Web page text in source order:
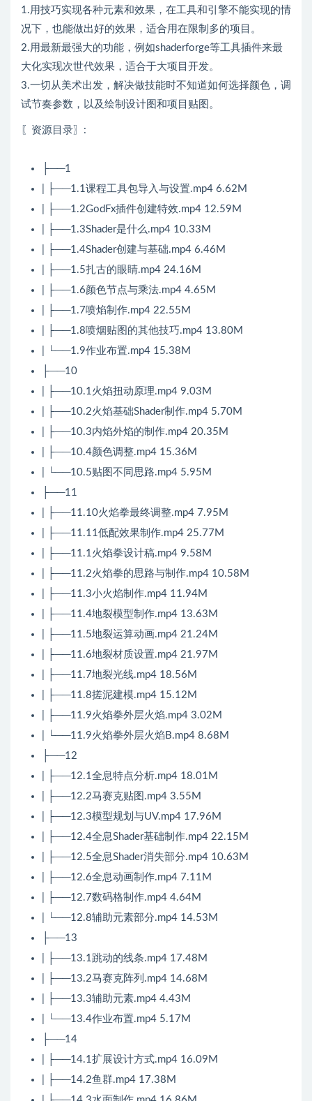
1.用技巧实现各种元素和效果，在工具和引擎不能实现的情
况下，也能做出好的效果，适合用在限制多的项目。
2.用最新最强大的功能，例如shaderforge等工具插件来最
大化实现次世代效果，适合于大项目开发。
3.一切从美术出发，解决做技能时不知道如何选择颜色，调
试节奏参数，以及绘制设计图和项目贴图。
〖资源目录〗:
├──1
| ├──1.1课程工具包导入与设置.mp4 6.62M
| ├──1.2GodFx插件创建特效.mp4 12.59M
| ├──1.3Shader是什么.mp4 10.33M
| ├──1.4Shader创建与基础.mp4 6.46M
| ├──1.5扎古的眼睛.mp4 24.16M
| ├──1.6颜色节点与乘法.mp4 4.65M
| ├──1.7喷焰制作.mp4 22.55M
| ├──1.8喷烟贴图的其他技巧.mp4 13.80M
| └──1.9作业布置.mp4 15.38M
├──10
| ├──10.1火焰扭动原理.mp4 9.03M
| ├──10.2火焰基础Shader制作.mp4 5.70M
| ├──10.3内焰外焰的制作.mp4 20.35M
| ├──10.4颜色调整.mp4 15.36M
| └──10.5贴图不同思路.mp4 5.95M
├──11
| ├──11.10火焰拳最终调整.mp4 7.95M
| ├──11.11低配效果制作.mp4 25.77M
| ├──11.1火焰拳设计稿.mp4 9.58M
| ├──11.2火焰拳的思路与制作.mp4 10.58M
| ├──11.3小火焰制作.mp4 11.94M
| ├──11.4地裂模型制作.mp4 13.63M
| ├──11.5地裂运算动画.mp4 21.24M
| ├──11.6地裂材质设置.mp4 21.97M
| ├──11.7地裂光线.mp4 18.56M
| ├──11.8搓泥建模.mp4 15.12M
| ├──11.9火焰拳外层火焰.mp4 3.02M
| └──11.9火焰拳外层火焰B.mp4 8.68M
├──12
| ├──12.1全息特点分析.mp4 18.01M
| ├──12.2马赛克贴图.mp4 3.55M
| ├──12.3模型规划与UV.mp4 17.96M
| ├──12.4全息Shader基础制作.mp4 22.15M
| ├──12.5全息Shader消失部分.mp4 10.63M
| ├──12.6全息动画制作.mp4 7.11M
| ├──12.7数码格制作.mp4 4.64M
| └──12.8辅助元素部分.mp4 14.53M
├──13
| ├──13.1跳动的线条.mp4 17.48M
| ├──13.2马赛克阵列.mp4 14.68M
| ├──13.3辅助元素.mp4 4.43M
| └──13.4作业布置.mp4 5.17M
├──14
| ├──14.1扩展设计方式.mp4 16.09M
| ├──14.2鱼群.mp4 17.38M